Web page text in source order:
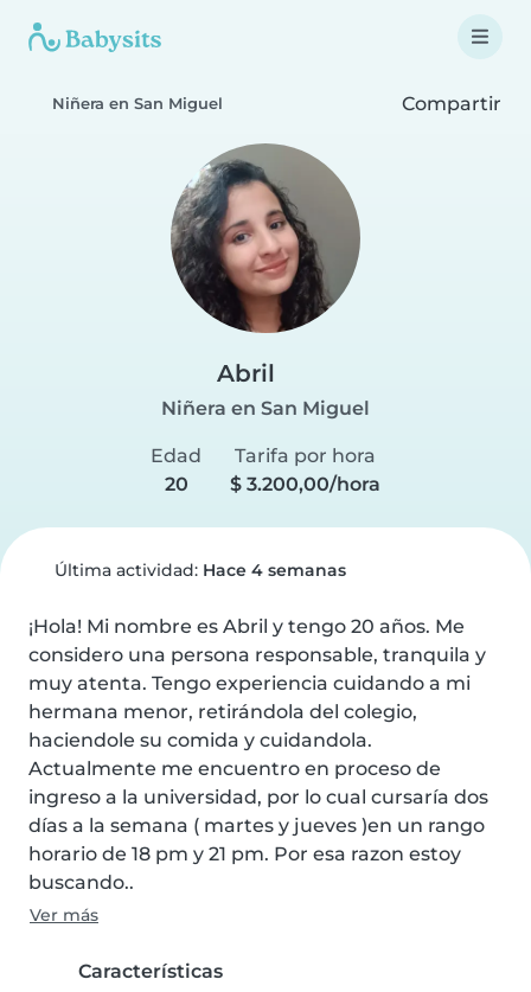
Niñera en San Miguel Compartir
Abril
Niñera en San Miguel
Edad
20
Tarifa por hora
$ 3.200,00/hora
Última actividad: Hace 4 semanas
¡Hola! Mi nombre es Abril y tengo 20 años. Me
considero una persona responsable, tranquila y
muy atenta. Tengo experiencia cuidando a mi
hermana menor, retirándola del colegio,
haciendole su comida y cuidandola.
Actualmente me encuentro en proceso de
ingreso a la universidad, por lo cual cursaría dos
días a la semana ( martes y jueves )en un rango
horario de 18 pm y 21 pm. Por esa razon estoy
buscando..
Ver más
Características